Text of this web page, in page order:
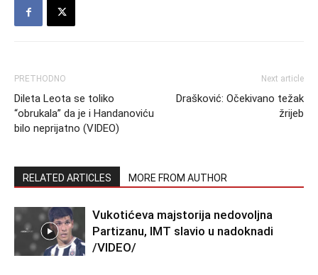
PRETHODNO
Dileta Leota se toliko
“obrukala” da je i Handanoviću
bilo neprijatno (VIDEO)
Next article
Drašković: Očekivano težak
žrijeb
RELATED ARTICLES MORE FROM AUTHOR
Vukotićeva majstorija nedovoljna
Partizanu, IMT slavio u nadoknadi
/VIDEO/